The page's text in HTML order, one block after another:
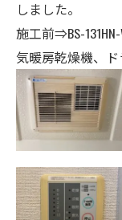
しました。
施工前⇒BS-
気暖房乾燥機、